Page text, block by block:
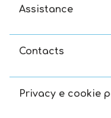
Assistance
Contacts
Privacy e cookie